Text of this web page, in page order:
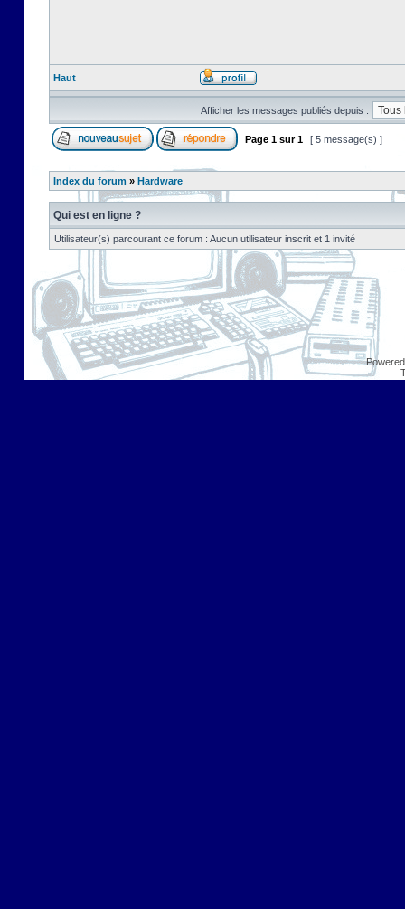
Haut
Afficher les messages publiés depuis :
Page 1 sur1 [ 5 message(s) ]
Index du forum » Hardware
Qui est en ligne ?
Utilisateur(s) parcourant ce forum : Aucun utilisateur inscrit et 1 invité